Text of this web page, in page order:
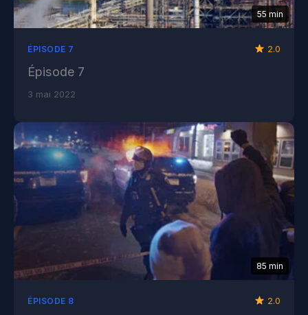
55 min
ÉPISODE 7 2.0
Épisode 7
3 mai 2022
85 min
ÉPISODE 8 2.0